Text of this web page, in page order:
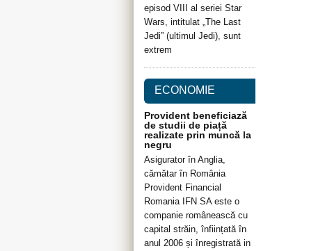
episod VIII al seriei Star
Wars, intitulat „The Last
Jedi” (ultimul Jedi), sunt
extrem
ECONOMIE
Provident beneficiază
de studii de piață
realizate prin muncă la
negru
Asigurator în Anglia,
cămătar în România
Provident Financial
Romania IFN SA este o
companie românească cu
capital străin, înființată în
anul 2006 și înregistrată in